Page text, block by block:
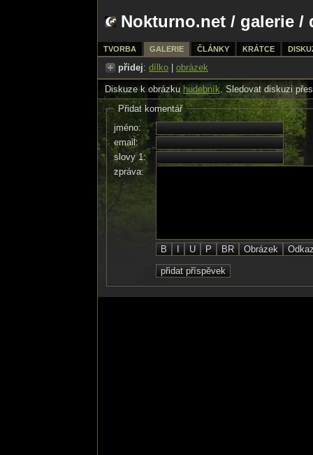
Nokturno.net / galerie /
TVORBA GALERIE ČLÁNKY KRÁTCE
přidej: dílko obrázek
Diskuze k obrázku hudebník. Sledovat diskuzi
Přidat komentář
jméno:
email:
slovy 1:
zpráva: